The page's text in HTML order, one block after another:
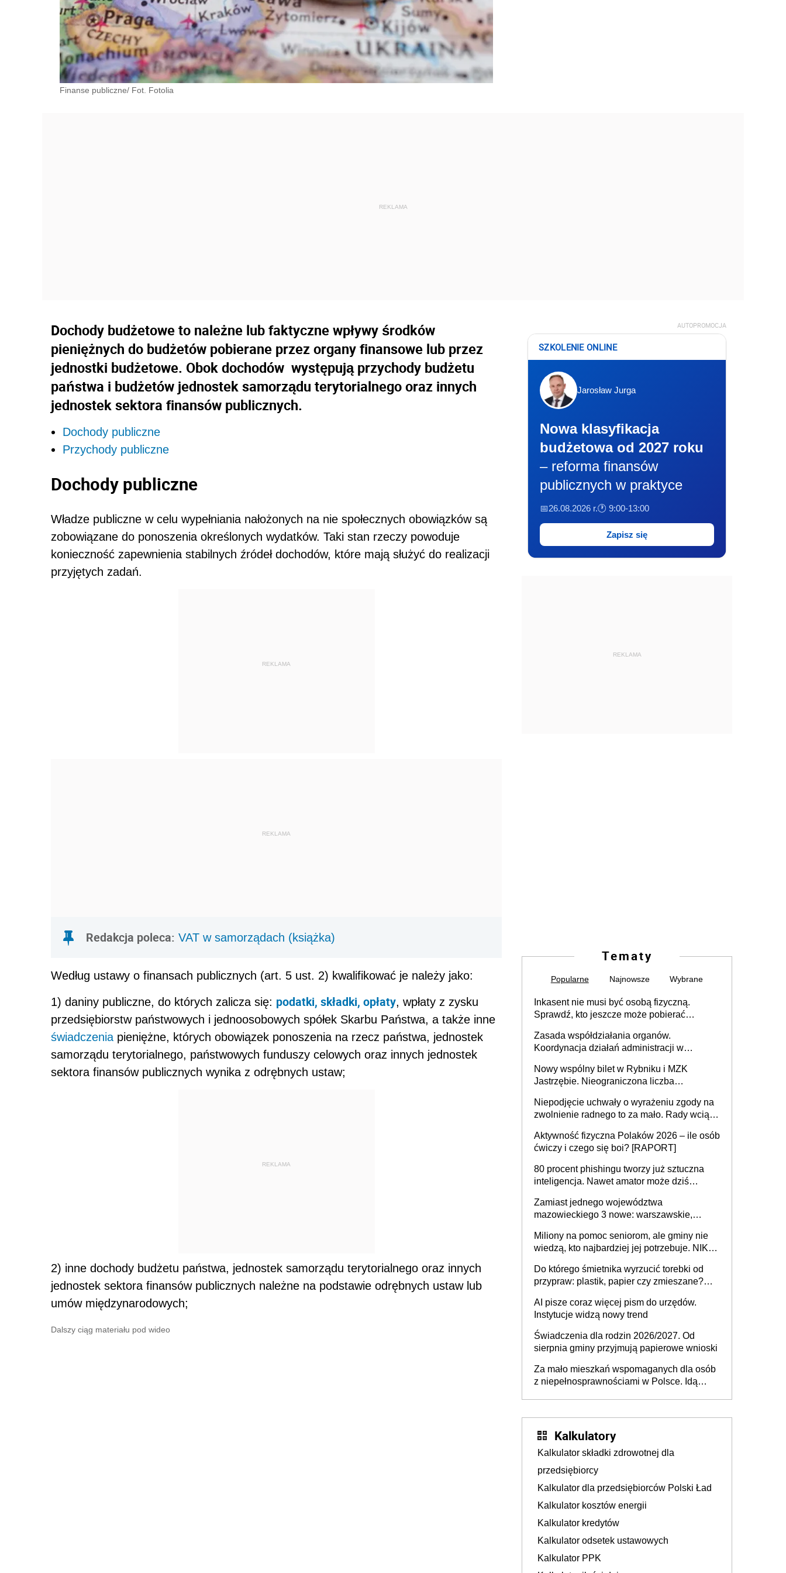
Finanse publiczne/ Fot. Fotolia
Dochody budżetowe to należne lub faktyczne wpływy środków
pieniężnych do budżetów pobierane przez organy finansowe lub przez
jednostki budżetowe. Obok dochodów występują przychody budżetu
państwa i budżetów jednostek samorządu terytorialnego oraz innych
jednostek sektora finansów publicznych.
Dochody publiczne
Przychody publiczne
Dochody publiczne
Władze publiczne w celu wypełniania nałożonych na nie społecznych obowiązków są
zobowiązane do ponoszenia określonych wydatków. Taki stan rzeczy powoduje
konieczność zapewnienia stabilnych źródeł dochodów, które mają służyć do realizacji
przyjętych zadań.
REKLAMA
REKLAMA
Redakcja poleca: VAT w samorządach (książka)
Według ustawy o finansach publicznych (art. 5 ust. 2) kwalifikować je należy jako:
1) daniny publiczne, do których zalicza się: podatki, składki, opłaty, wpłaty z zysku
przedsiębiorstw państwowych i jednoosobowych spółek Skarbu Państwa, a także inne
świadczenia pieniężne, których obowiązek ponoszenia na rzecz państwa, jednostek
samorządu terytorialnego, państwowych funduszy celowych oraz innych jednostek
sektora finansów publicznych wynika z odrębnych ustaw;
REKLAMA
2) inne dochody budżetu państwa, jednostek samorządu terytorialnego oraz innych
jednostek sektora finansów publicznych należne na podstawie odrębnych ustaw lub
umów międzynarodowych;
Dalszy ciąg materiału pod wideo
AUTOPROMOCJA
SZKOLENIE ONLINE
Jarosław Jurga
Nowa klasyfikacja
budżetowa od 2027 roku
– reforma finansów
publicznych w praktyce
📅26.08.2026 r.🕐 9:00-13:00
Zapisz się
REKLAMA
Tematy
Popularne Najnowsze Wybrane
Inkasent nie musi być osobą fizyczną.
Sprawdź, kto jeszcze może pobierać
Zasada współdziałania organów.
Koordynacja działań administracji w
Nowy wspólny bilet w Rybniku i MZK
Jastrzębie. Nieograniczona liczba
Niepodjęcie uchwały o wyrażeniu zgody na
zwolnienie radnego to za mało. Rady wciąż
rozstrzygać sprawy
Aktywność fizyczna Polaków 2026 – ile osób
ćwiczy i czego się boi? [RAPORT]
80 procent phishingu tworzy już sztuczna
inteligencja. Nawet amator może dziś
Zamiast jednego województwa
mazowieckiego 3 nowe: warszawskie,
Europie nie ma tak dużych jednostek
stołecznych
Miliony na pomoc seniorom, ale gminy nie
wiedzą, kto najbardziej jej potrzebuje. NIK
Do którego śmietnika wyrzucić torebki od
przypraw: plastik, papier czy zmieszane?
AI pisze coraz więcej pism do urzędów.
Instytucje widzą nowy trend
Świadczenia dla rodzin 2026/2027. Od
sierpnia gminy przyjmują papierowe wnioski
Za mało mieszkań wspomaganych dla osób
z niepełnosprawnościami w Polsce. Idą
Kalkulatory
Kalkulator składki zdrowotnej dla
przedsiębiorcy
Kalkulator dla przedsiębiorców Polski Ład
Kalkulator kosztów energii
Kalkulator kredytów
Kalkulator odsetek ustawowych
Kalkulator PPK